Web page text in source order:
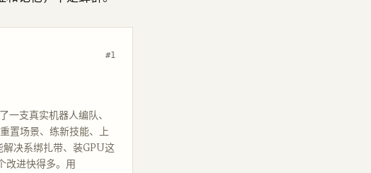
#1
一支真实机器人编队、
置场景、练新技能、上
决系绑扎带、装GPU这
改进快得多。用